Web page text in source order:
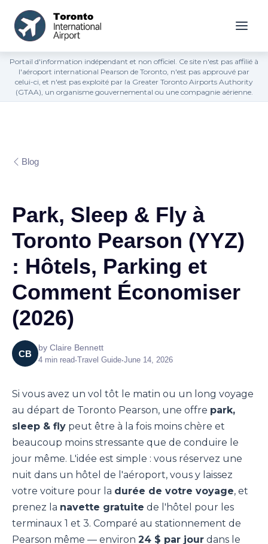
Portail d'information indépendant et non officiel. Ce site n'est pas affilié à
l'aéroport international Pearson de Toronto, n'est pas approuvé par
celui-ci, et n'est pas exploité par la Greater Toronto Airports Authority
(GTAA), un organisme gouvernemental ou une compagnie aérienne.
Blog
Park, Sleep & Fly à
Toronto Pearson (YYZ)
: Hôtels, Parking et
Comment Économiser
(2026)
CB
by Claire Bennett
4 min read•Travel Guide•June 14, 2026
Si vous avez un vol tôt le matin ou un long voyage
au départ de Toronto Pearson, une offre park,
sleep & fly peut être à la fois moins chère et
beaucoup moins stressante que de conduire le
jour même. L'idée est simple : vous réservez une
nuit dans un hôtel de l'aéroport, vous y laissez
votre voiture pour la durée de votre voyage, et
prenez la navette gratuite de l'hôtel pour les
terminaux 1 et 3. Comparé au stationnement de
Pearson même — environ 24 $ par jour dans le